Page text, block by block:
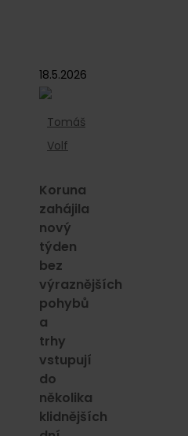
18.5.2026
Tomáš
Volf
Koruna
zahájila
nový
týden
bez
výraznějších
pohybů
a
trhy
vstupují
do
několika
klidnějších